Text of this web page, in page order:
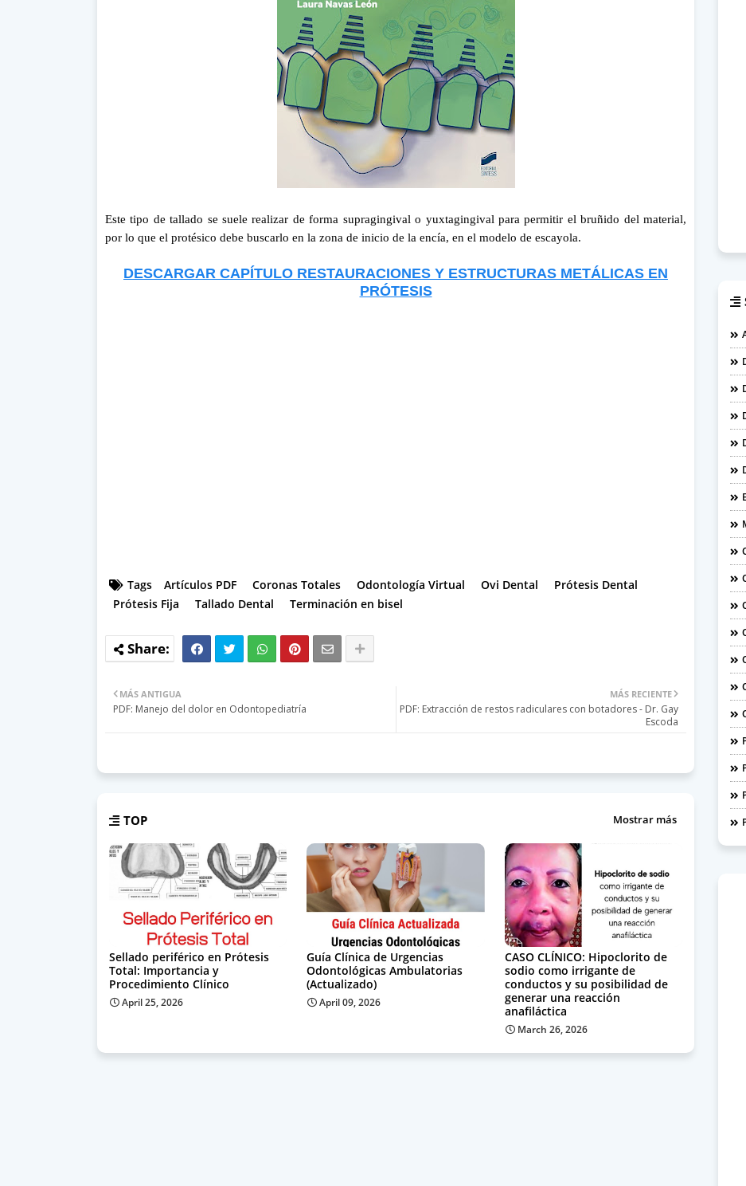
Este tipo de tallado se suele realizar de forma supragingival o yuxtagingival para permitir el bruñido del material,
por lo que el protésico debe buscarlo en la zona de inicio de la encía, en el modelo de escayola.
DESCARGAR CAPÍTULO RESTAURACIONES Y ESTRUCTURAS METÁLICAS EN
PRÓTESIS
Tags Artículos PDF Coronas Totales Odontología Virtual Ovi Dental
Prótesis Dental
Prótesis Fija
Tallado Dental Terminación en bisel
MÁS RECIENTE
PDF: Extracción de restos radiculares con botadores - Dr. Gay
Escoda
MÁS ANTIGUA
PDF: Manejo del dolor en Odontopediatría
TOP Mostrar más
Sellado periférico en Prótesis
Total: Importancia y
Procedimiento Clínico
April 25, 2026
Guía Clínica de Urgencias
Odontológicas Ambulatorias
(Actualizado)
April 09, 2026
CASO CLÍNICO: Hipoclorito de
sodio como irrigante de
conductos y su posibilidad de
generar una reacción
anafiláctica
March 26, 2026